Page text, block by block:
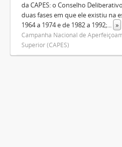
da CAPES: o Conselho
duas fases em que ele existiu na
1964 a 1974 e de 1982 a 1992;... »
Campanha Nacional de
Superior (CAPES)